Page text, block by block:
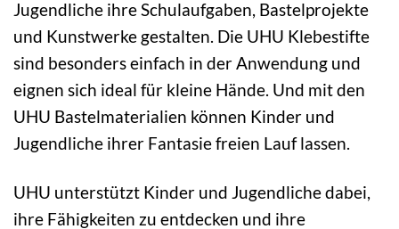
Jugendliche ihre Schulaufgaben, Bastelprojekte
und Kunstwerke gestalten. Die UHU Klebestifte
sind besonders einfach in der Anwendung und
eignen sich ideal für kleine Hände. Und mit den
UHU Bastelmaterialien können Kinder und
Jugendliche ihrer Fantasie freien Lauf lassen.
UHU unterstützt Kinder und Jugendliche dabei,
ihre Fähigkeiten zu entdecken und ihre